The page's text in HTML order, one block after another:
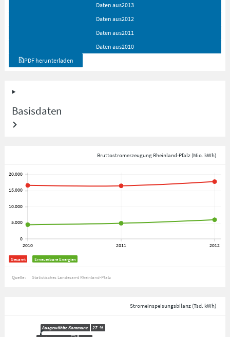
Daten aus2013
Daten aus2012
Daten aus2011
Daten aus2010
PDF herunterladen
Basisdaten
Bruttostromerzeugung Rheinland-Pfalz (Mio. kWh)
Gesamt Erneuerbare Energien
Quelle: Statistisches Landesamt Rheinland-Pfalz
Stromeinspeisungsbilanz (Tsd. kWh)
Ausgewählte Kommune 27 %